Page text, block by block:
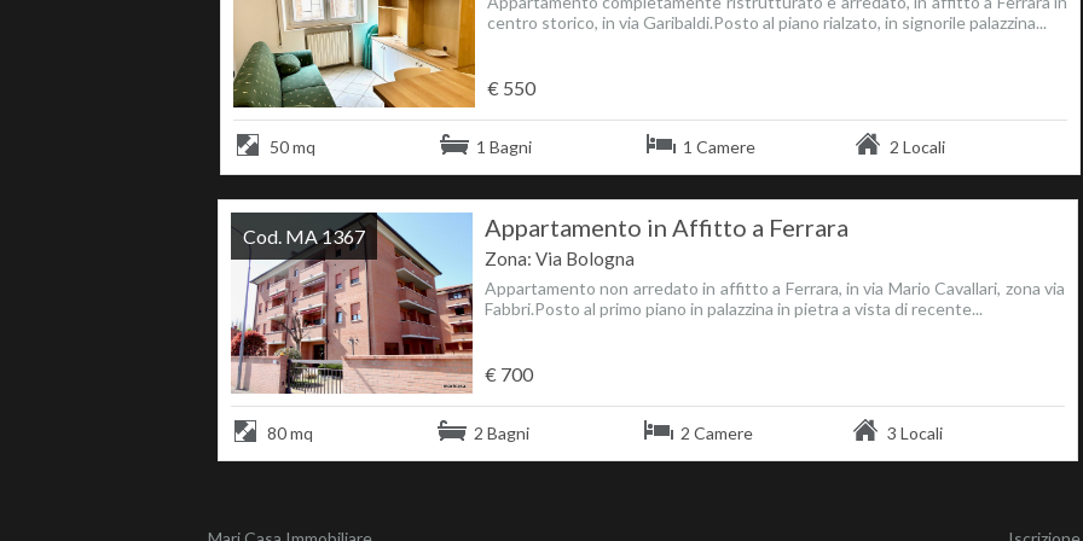
centro storico, in via Garibaldi.Posto al piano rialzato, in signorile palazzina...
€ 550
50 mq 1 Bagni 1 Camere 2 Locali
Appartamento in Affitto a Ferrara
Zona: Via Bologna
Appartamento non arredato in affitto a Ferrara, in via Mario Cavallari, zona via
Fabbri.Posto al primo piano in palazzina in pietra a vista di recente...
€ 700
Cod. MA 1367
80 mq 2 Bagni 2 Camere 3 Locali